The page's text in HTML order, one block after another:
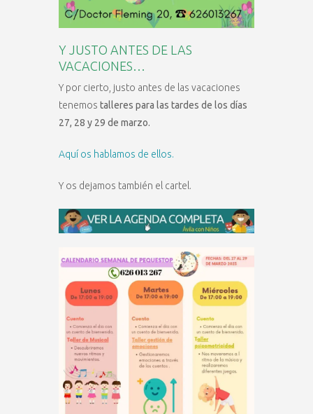
Y JUSTO ANTES DE LAS
VACACIONES…
Y por cierto, justo antes de las vacaciones
tenemos talleres para las tardes de los días
27, 28 y 29 de marzo.
Aquí os hablamos de ellos.
Y os dejamos también el cartel.